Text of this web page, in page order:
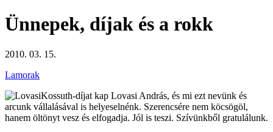
Ünnepek, díjak és a rokk
2010. 03. 15.
Lamorak
Kossuth-díjat kap Lovasi András, és mi ezt nevünk és
arcunk vállalásával is helyeselnénk. Szerencsére nem köcsögöl,
hanem öltönyt vesz és elfogadja. Jól is teszi. Szívünkből gratulálunk.